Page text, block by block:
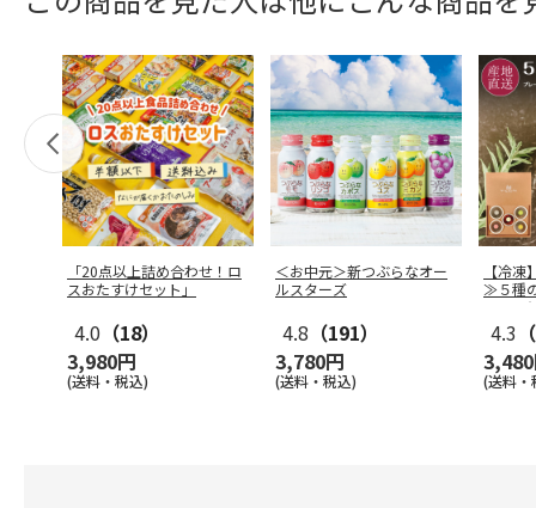
「20点以上詰め合わせ！ロ
スおたすけセット」
4.0 （18）
3,980円
(送料・税込)
＜お中元＞新つぶらなオー
ルスターズ
4.8 （191）
3,780円
(送料・税込)
【冷
≫５種
ｇ×５個
4.3
(送料・